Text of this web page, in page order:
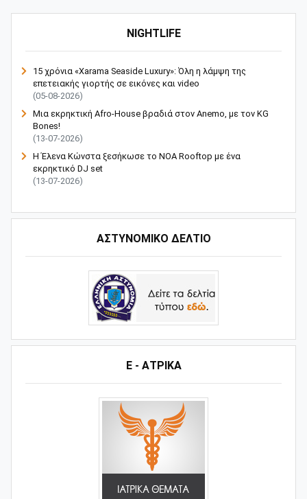
NIGHTLIFE
15 χρόνια «Xarama Seaside Luxury»: Όλη η λάμψη της
επετειακής γιορτής σε εικόνες και video
(05-08-2026)
Μια εκρηκτική Afro-House βραδιά στον Anemo, με τον KG
Bones!
(13-07-2026)
Η Έλενα Κώνστα ξεσήκωσε το NOA Rooftop με ένα
εκρηκτικό DJ set
(13-07-2026)
ΑΣΤΥΝΟΜΙΚΟ ΔΕΛΤΙΟ
Ε - ΑΤΡΙΚΑ